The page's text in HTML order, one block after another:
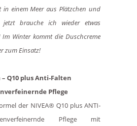
in einem Meer aus Plätzchen und
jetzt brauche ich wieder etwas
Winter kommt die Duschcreme
zum Einsatz!
– Q10 plus Anti-Falten
Pflege
der NIVEA® Q10 plus ANTI-
Pflege mit